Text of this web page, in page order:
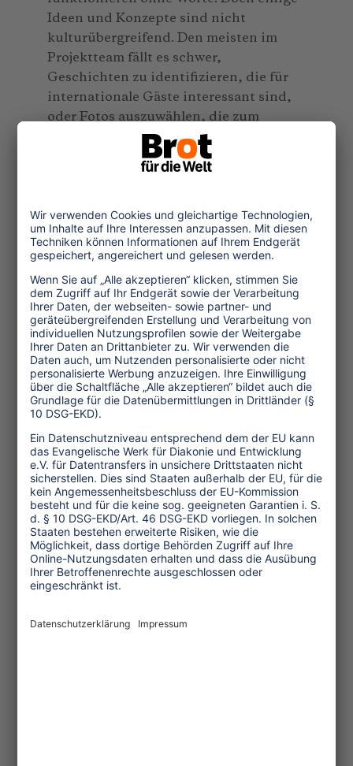
Ideen und Konzepte sind nicht
kulturübergreifend. Den meisten im
Projektteam fällt es schwer,
Geschichten zu identifizieren, die für
internationale Gäste interessant sind,
oder Fotos auszuwählen, die zum
Buchen animieren. Es ist kein
sprachliches Problem, sondern eine
hochwertiger Inhalte, hat man am Ende
Texte, die eher der
Gebrauchsanweisung einer
Waschmaschine ähneln als
überzeugenden Website-Inhalten.
Vertrauen aufbauen
Der elektronische Zahlungsverkehr ist
in den meisten Entwicklungsländern
ein komplexes Problem. Viele dieser
gesamte Spektrum an
Zahlungsoptionen, die es in
Industrieländern gibt. Anfänglich
wollten viele der Dorfbewohner*innen
ihr Geld in bar erhalten, bei Ankunft der
Gäste. Deshalb begannen wir mit einem
Barzahlungssystem, damit die
Gemeinschaft Vertrauen aufbauen
elektronischen Bezahlsystemen über.